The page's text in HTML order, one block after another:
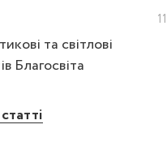
та світлові
Благосвіта